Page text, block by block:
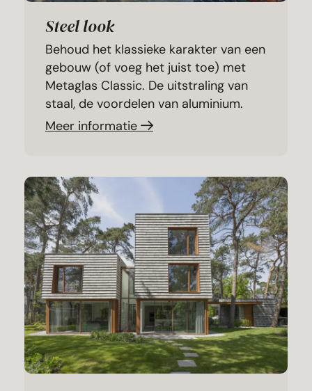
Steel look
Behoud het klassieke karakter van een
gebouw (of voeg het juist toe) met
Metaglas Classic. De uitstraling van
staal, de voordelen van aluminium.
Meer informatie